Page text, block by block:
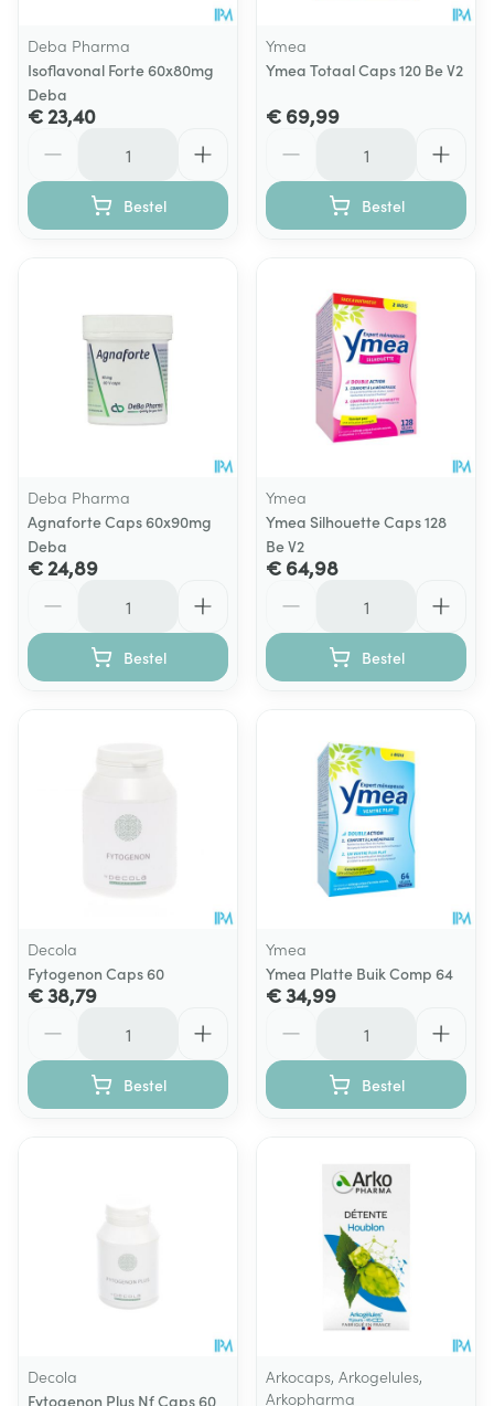
Deba Pharma
Isoflavonal Forte 60x80mg
Deba
€ 23,40
Bestel
Ymea
Ymea Totaal Caps 120 Be V2
€ 69,99
Bestel
Deba Pharma
Agnaforte Caps 60x90mg
Deba
€ 24,89
Bestel
Ymea
Ymea Silhouette Caps 128
Be V2
€ 64,98
Bestel
Decola
Fytogenon Caps 60
€ 38,79
Bestel
Ymea
Ymea Platte Buik Comp 64
€ 34,99
Bestel
Decola
Fytogenon Plus Nf Caps 60
Arkocaps, Arkogelules,
Arkopharma